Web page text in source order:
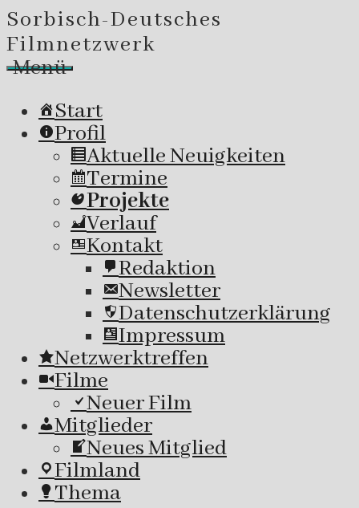
Sorbisch-Deutsches
Filmnetzwerk
Menü
Start
Profil
Aktuelle Neuigkeiten
Termine
Projekte
Verlauf
Kontakt
Redaktion
Newsletter
Datenschutzerklärung
Impressum
Netzwerktreffen
Filme
Neuer Film
Mitglieder
Neues Mitglied
Filmland
Thema